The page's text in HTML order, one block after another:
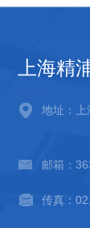
上海精
地址：上
邮箱：
传真：